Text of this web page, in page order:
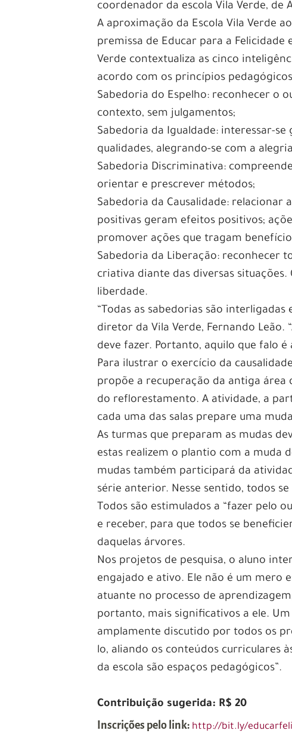
coordenador da escola Vila Verde, de
A aproximação da Escola Vila Verde
premissa de Educar para a Felicidade
Verde contextualiza as cinco
acordo com os princípios
Sabedoria do Espelho: reconhecer o
contexto, sem julgamentos;
Sabedoria da Igualdade: interessar-
qualidades, alegrando-se com a
Sabedoria Discriminativa:
orientar e prescrever métodos;
Sabedoria da Causalidade: relacionar
positivas geram efeitos positivos;
promover ações que tragam
Sabedoria da Liberação: reconhecer
criativa diante das diversas
liberdade.
“Todas as sabedorias são
diretor da Vila Verde, Fernando Leão.
deve fazer. Portanto, aquilo que falo
Para ilustrar o exercício da
propõe a recuperação da antiga área
do reflorestamento. A atividade, a
cada uma das salas prepare uma
As turmas que preparam as mudas
estas realizem o plantio com a muda
mudas também participará da
série anterior. Nesse sentido, todos
Todos são estimulados a “fazer pelo
e receber, para que todos se
daquelas árvores.
Nos projetos de pesquisa, o aluno
engajado e ativo. Ele não é um mero
atuante no processo de
portanto, mais significativos a ele.
amplamente discutido por todos os
lo, aliando os conteúdos curriculares
da escola são espaços pedagógicos”.
Contribuição sugerida: R$ 20
Inscrições pelo link: http://bit.ly/